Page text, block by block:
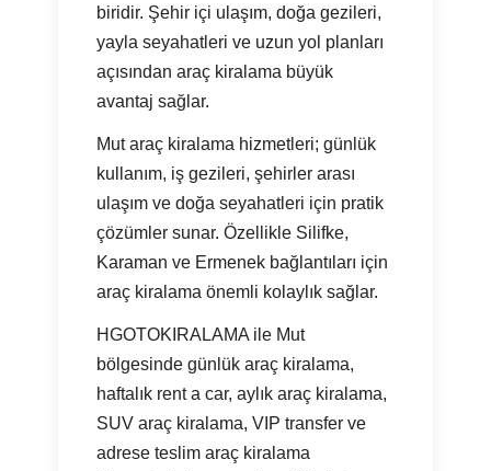
biridir. Şehir içi ulaşım, doğa gezileri,
yayla seyahatleri ve uzun yol planları
açısından araç kiralama büyük
avantaj sağlar.
Mut araç kiralama hizmetleri; günlük
kullanım, iş gezileri, şehirler arası
ulaşım ve doğa seyahatleri için pratik
çözümler sunar. Özellikle Silifke,
Karaman ve Ermenek bağlantıları için
araç kiralama önemli kolaylık sağlar.
HGOTOKIRALAMA ile Mut
bölgesinde günlük araç kiralama,
haftalık rent a car, aylık araç kiralama,
SUV araç kiralama, VIP transfer ve
adrese teslim araç kiralama